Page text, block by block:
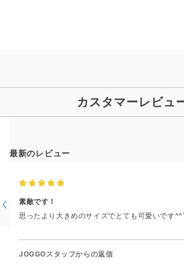
カスタマーレビュ
最新のレビュー
素敵です！
思ったより大きめのサイズでとても可愛いです
JOGGOスタッフからの返信